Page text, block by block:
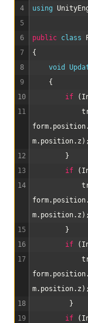
4
5
6
7
8
9
10
11
12
13
14
15
16
17
18
19
using
public class
{
void
{
if
(
form. position.
m. position. z ) ;
}
if
(
form. position.
m. position. z ) ;
}
if
(
form. position.
m. position. z ) ;
}
if
(